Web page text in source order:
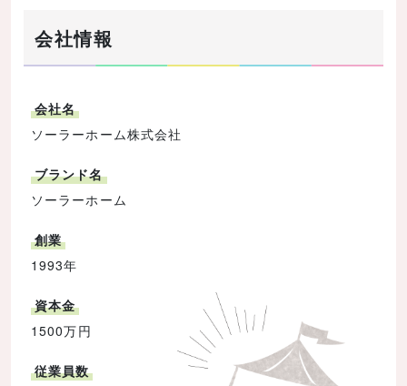
会社情報
会社名
ソーラーホーム株式会社
ブランド名
ソーラーホーム
創業
1993年
資本金
1500万円
従業員数